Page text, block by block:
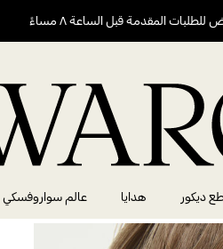
المقدمة قبل الساعة ٨ مساءً
ديكور هدايا عالم سواروفسكي